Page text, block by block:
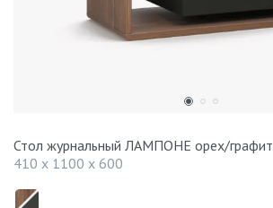
Стол журнальный ЛАМПОНЕ орех/графит
410 x 1100 x 600